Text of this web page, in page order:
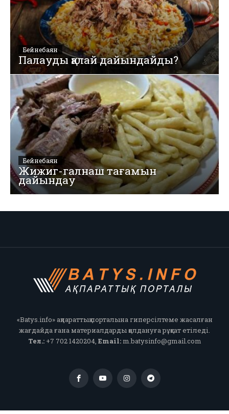
Бейнебаян
Палауды қалай дайындайды?
Бейнебаян
Жижиг-галнаш тағамын
дайындау
«Batys.info» ақпараттық порталына гиперсілтеме жасалған
жағдайда ғана материалдарды қолдануға рұқсат етіледі.
Тел.:+7 702 1420204, Email:m.batysinfo@gmail.com